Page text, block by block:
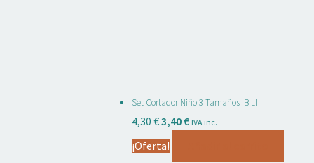
Set Cortador Niño 3 Tamaños IBILI
4,30€ El
precio
original
3,40€El
IVA inc.
¡Oferta!